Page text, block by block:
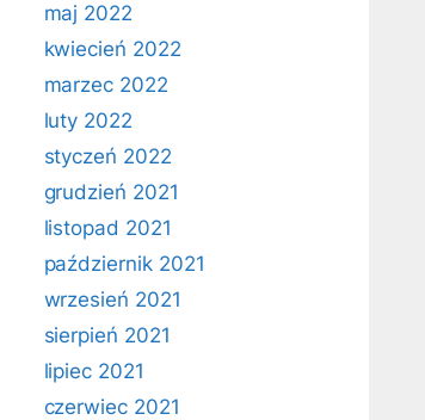
maj 2022
kwiecień 2022
marzec 2022
luty 2022
styczeń 2022
grudzień 2021
listopad 2021
październik 2021
wrzesień 2021
sierpień 2021
lipiec 2021
czerwiec 2021